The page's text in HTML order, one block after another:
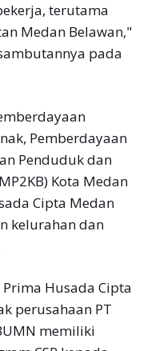
terutama
Medan Belawan,"
pada
Pemberdayaan
Penduduk dan
Kota Medan
Cipta Medan
kelurahan dan
Husada Cipta
perusahaan PT
memiliki